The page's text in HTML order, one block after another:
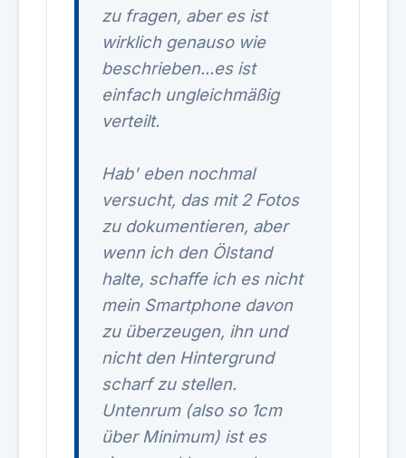
zu fragen, aber es ist
wirklich genauso wie
beschrieben...es ist
einfach ungleichmäßig
verteilt.
Hab' eben nochmal
versucht, das mit 2 Fotos
zu dokumentieren, aber
wenn ich den Ölstand
halte, schaffe ich es nicht
mein Smartphone davon
zu überzeugen, ihn und
nicht den Hintergrund
scharf zu stellen.
Untenrum (also so 1cm
über Minimum) ist es